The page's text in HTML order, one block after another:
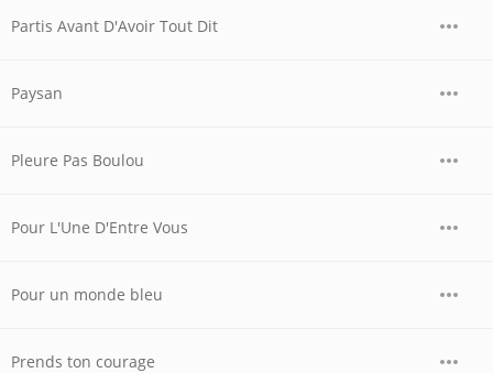
Partis Avant D'Avoir Tout Dit
Paysan
Pleure Pas Boulou
Pour L'Une D'Entre Vous
Pour un monde bleu
Prends ton courage